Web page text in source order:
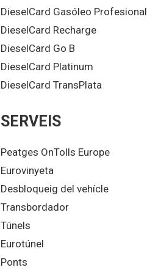
DieselCard Gasóleo Profesional
DieselCard Recharge
DieselCard Go B
DieselCard Platinum
DieselCard TransPlata
SERVEIS
Peatges OnTolls Europe
Eurovinyeta
Desbloqueig del vehícle
Transbordador
Túnels
Eurotúnel
Ponts